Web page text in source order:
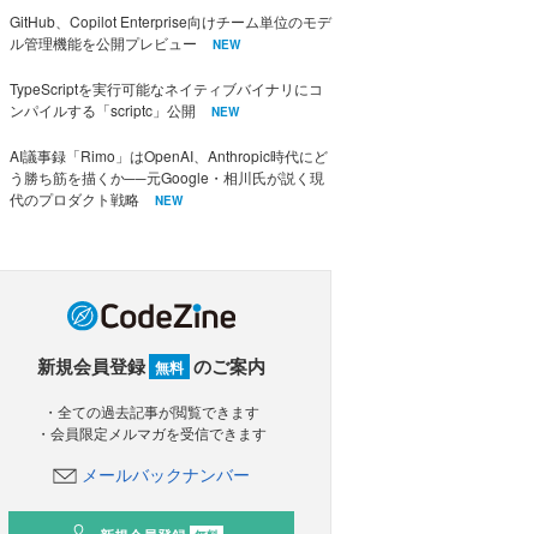
GitHub、Copilot Enterprise向けチーム単位のモデ
ル管理機能を公開プレビュー
NEW
TypeScriptを実行可能なネイティブバイナリにコ
ンパイルする「scriptc」公開
NEW
AI議事録「Rimo」はOpenAI、Anthropic時代にど
う勝ち筋を描くか──元Google・相川氏が説く現
代のプロダクト戦略
NEW
新規会員登録 無料 のご案内
・全ての過去記事が閲覧できます
・会員限定メルマガを受信できます
メールバックナンバー